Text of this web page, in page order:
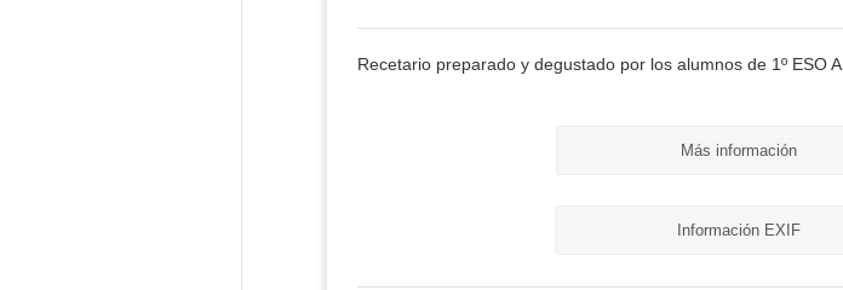
Recetario preparado y degustado por los alumnos de 1º ESO A
Más información
Información EXIF